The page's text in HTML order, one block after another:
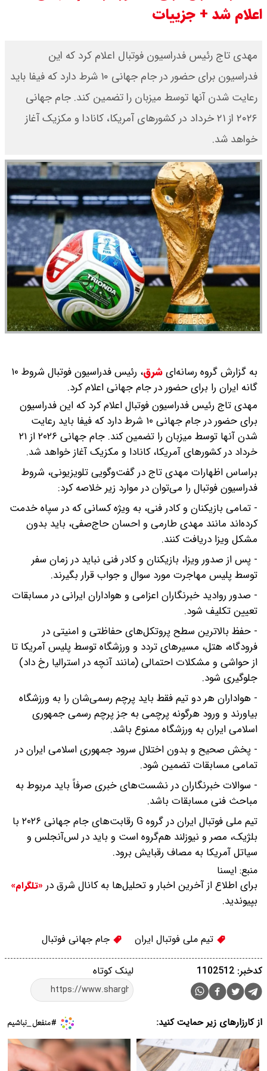
/ نفت صعودی شد + جدول
اعلام شد + جزییات
مهدی تاج رئیس فدراسیون فوتبال اعلام کرد که این
فدراسیون برای حضور در جام جهانی ۱۰ شرط دارد که فیفا باید
رعایت شدن آنها توسط میزبان را تضمین کند. جام جهانی
۲۰۲۶ از ۲۱ خرداد در کشورهای آمریکا، کانادا و مکزیک آغاز
خواهد شد.
به گزارش گروه رسانه‌ایشرق،
رئیس فدراسیون فوتبال شروط ۱۰
گانه ایران را برای حضور در جام جهانی اعلام کرد.
مهدی تاج رئیس فدراسیون فوتبال اعلام کرد که این فدراسیون
برای حضور در جام جهانی ۱۰ شرط دارد که فیفا باید رعایت
شدن آنها توسط میزبان را تضمین کند. جام جهانی ۲۰۲۶ از ۲۱
خرداد در کشورهای آمریکا، کانادا و مکزیک آغاز خواهد شد.
براساس اظهارات مهدی تاج در گفت‌وگویی تلویزیونی، شروط
فدراسیون فوتبال را می‌توان در موارد زیر خلاصه کرد:
- تمامی بازیکنان و کادر فنی، به ویژه کسانی که در سپاه خدمت
کرده‌اند مانند مهدی طارمی و احسان حاج‌صفی، باید بدون
مشکل ویزا دریافت کنند.
- پس از صدور ویزا، بازیکنان و کادر فنی نباید در زمان سفر
توسط پلیس مهاجرت مورد سوال و جواب قرار بگیرند.
- صدور روادید خبرنگاران اعزامی و هواداران ایرانی در مسابقات
تعیین تکلیف شود.
- حفظ بالاترین سطح پروتکل‌های حفاظتی و امنیتی در
فرودگاه، هتل، مسیرهای تردد و ورزشگاه توسط پلیس آمریکا تا
از حواشی و مشکلات احتمالی (مانند آنچه در استرالیا رخ داد)
جلوگیری شود.
- هواداران هر دو تیم فقط باید پرچم رسمی‌شان را به ورزشگاه
بیاورند و ورود هرگونه پرچمی به جز پرچم رسمی جمهوری
اسلامی ایران به ورزشگاه ممنوع باشد.
- پخش صحیح و بدون اختلال سرود جمهوری اسلامی ایران در
تمامی مسابقات تضمین شود.
- سوالات خبرنگاران در نشست‌های خبری صرفاً باید مربوط به
مباحث فنی مسابقات باشد.
تیم ملی فوتبال ایران در گروه G رقابت‌های جام جهانی ۲۰۲۶ با
بلژیک، مصر و نیوزلند هم‌گروه است و باید در لس‌آنجلس و
سیاتل آمریکا به مصاف رقبایش برود.
منبع: ايسنا
برای اطلاع از آخرین اخبار و تحلیل‌ها به کانال شرق در «تلگرام»
بپیوندید.
تیم ملی فوتبال ایران جام جهانی فوتبال
لینک کوتاه کدخبر: 1102512
از کارزارهای زیر حمایت کنید: